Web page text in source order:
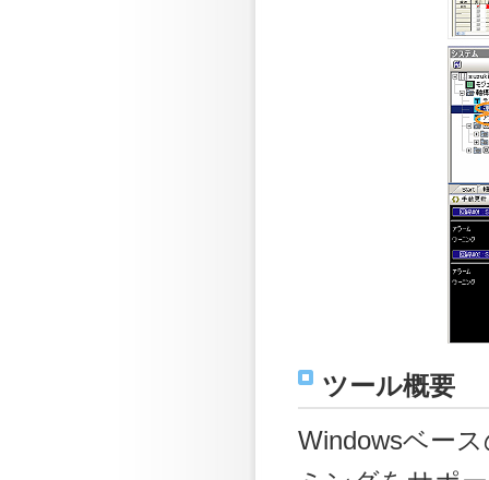
ツール概要
Windowsベー